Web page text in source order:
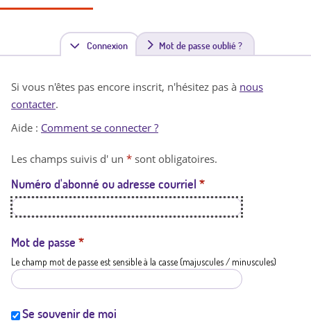
Connexion(
n
t
a
t
i
Mot de passe oublié ?
Si vous n'êtes pas encore inscrit, n'hésitez pas à nous
contacter.
Aide : Comment se connecter ?
Les champs suivis d' un * sont obligatoires.
Numéro d'abonné ou adresse courriel *
Mot de passe *
Le champ mot de passe est sensible à la casse (majuscules / minuscules)
Se souvenir de moi